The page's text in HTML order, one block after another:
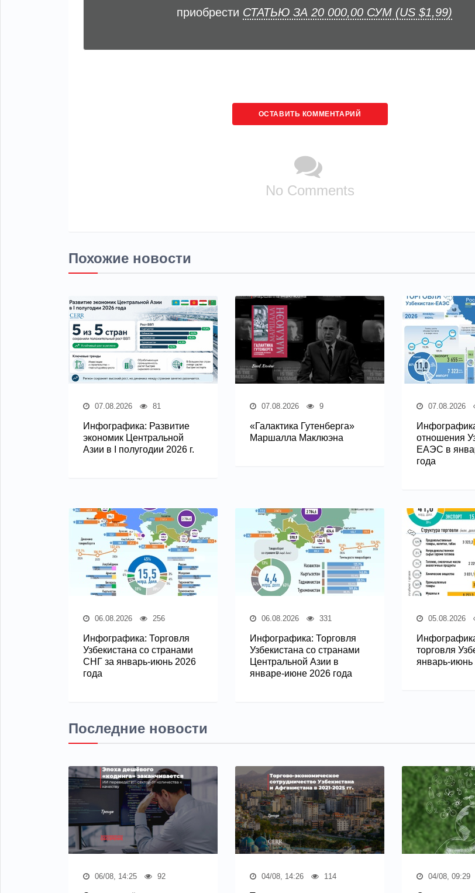
приобрести СТАТЬЮ ЗА 20 000,00 СУМ (US $1,99)
ОСТАВИТЬ КОММЕНТАРИЙ
No Comments
Похожие новости
07.08.2026 81
Инфографика: Развитие
экономик Центральной
Азии в I полугодии 2026 г.
07.08.2026 9
«Галактика Гутенберга»
Маршалла Маклюэна
07.08.2026
отношения
ЕАЭС в
года
06.08.2026 256
Инфографика: Торговля
Узбекистана со странами
СНГ за январь-июнь 2026
года
06.08.2026 331
Инфографика: Торговля
Узбекистана со странами
Центральной Азии в
январе-июне 2026 года
05.08.2026
торговля
январь-июнь
Последние новости
06/08, 14:25 92 04/08, 14:26 114 04/08, 09:29